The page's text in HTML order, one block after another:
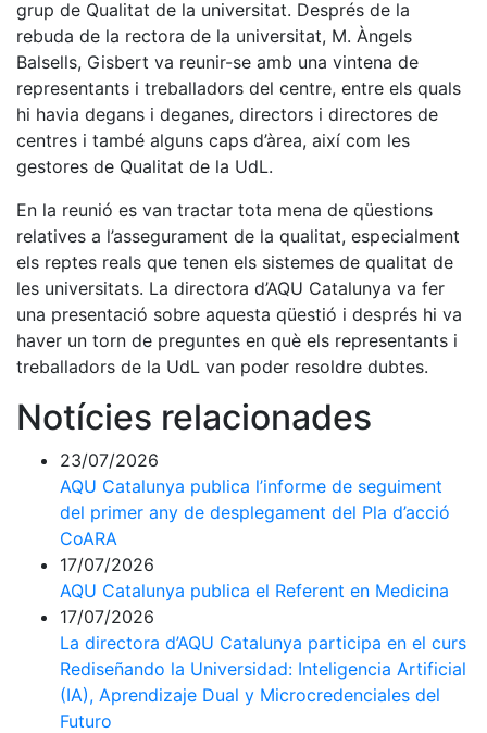
grup de Qualitat de la universitat. Després de la
rebuda de la rectora de la universitat, M. Àngels
Balsells, Gisbert va reunir-se amb una vintena de
representants i treballadors del centre, entre els quals
hi havia degans i deganes, directors i directores de
centres i també alguns caps d’àrea, així com les
gestores de Qualitat de la UdL.
En la reunió es van tractar tota mena de qüestions
relatives a l’assegurament de la qualitat, especialment
els reptes reals que tenen els sistemes de qualitat de
les universitats. La directora d’AQU Catalunya va fer
una presentació sobre aquesta qüestió i després hi va
haver un torn de preguntes en què els representants i
treballadors de la UdL van poder resoldre dubtes.
Notícies relacionades
23/07/2026
AQU Catalunya publica l’informe de seguiment
del primer any de desplegament del Pla d’acció
CoARA
17/07/2026
AQU Catalunya publica el Referent en Medicina
17/07/2026
La directora d’AQU Catalunya participa en el curs
Rediseñando la Universidad: Inteligencia Artificial
(IA), Aprendizaje Dual y Microcredenciales del
Futuro